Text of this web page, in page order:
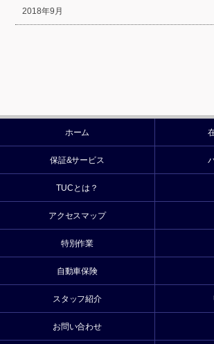
2018年9月
ホーム
保証&サービス
TUCとは？
アクセスマップ
特別作業
自動車保険
スタッフ紹介
お問い合わせ